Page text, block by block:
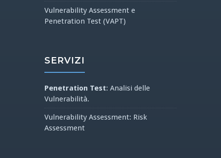
Vulnerability Assessment e
Penetration Test (VAPT)
SERVIZI
Penetration Test: Analisi delle
Vulnerabilità.
Vulnerability Assessment: Risk
Assessment